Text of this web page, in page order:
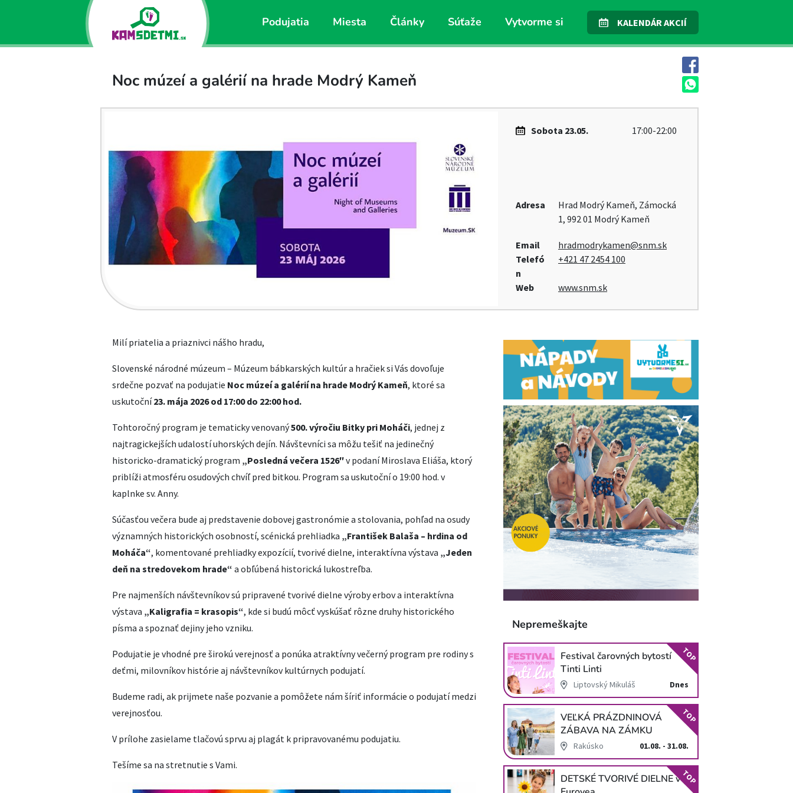
Podujatia Miesta Články Súťaže Vytvorme si KALENDÁR AKCIÍ
Noc múzeí a galérií na hrade Modrý Kameň
Sobota 23.05. 17:00-22:00
Adresa
Hrad Modrý Kameň, Zámocká
1, 992 01 Modrý Kameň
Email
hradmodrykamen@snm.sk
Telefó
n
+421 47 2454 100
Web www.snm.sk
Milí priatelia a priaznivci nášho hradu,
Slovenské národné múzeum – Múzeum bábkarských kultúr a hračiek si Vás dovoľuje
srdečne pozvať na podujatie Noc múzeí a galérií na hrade Modrý Kameň, ktoré sa
uskutoční23. mája 2026 od 17:00 do 22:00 hod.
Tohtoročný program je tematicky venovaný500. výročiu Bitky pri Moháči, jednej z
najtragickejších udalostí uhorských dejín. Návštevníci sa môžu tešiť na jedinečný
historicko-dramatický program „Posledná večera 1526″v podaní Miroslava Eliáša, ktorý
priblíži atmosféru osudových chvíľ pred bitkou. Program sa uskutoční o 19:00 hod. v
kaplnke sv. Anny.
Súčasťou večera bude aj predstavenie dobovej gastronómie a stolovania, pohľad na osudy
významných historických osobností, scénická prehliadka „František Balaša – hrdina od
Moháča“, komentované prehliadky expozícií, tvorivé dielne, interaktívna výstava „Jeden
deň na stredovekom hrade“ a obľúbená historická lukostreľba.
Pre najmenších návštevníkov sú pripravené tvorivé dielne výroby erbov a interaktívna
výstava „Kaligrafia = krasopis“, kde si budú môcť vyskúšať rôzne druhy historického
písma a spoznať dejiny jeho vzniku.
Podujatie je vhodné pre širokú verejnosť a ponúka atraktívny večerný program pre rodiny s
deťmi, milovníkov histórie aj návštevníkov kultúrnych podujatí.
Budeme radi, ak prijmete naše pozvanie a pomôžete nám šíriť informácie o podujatí medzi
verejnosťou.
V prílohe zasielame tlačovú sprvu aj plagát k pripravovanému podujatiu.
Tešíme sa na stretnutie s Vami.
Nepremeškajte
Festival čarovných bytostí
Tinti Linti
Liptovský Mikuláš Dnes
TOP
VEĽKÁ PRÁZDNINOVÁ
ZÁBAVA NA ZÁMKU
SCHLOSS HOF
Rakúsko 01.08. - 31.08.
TOP
DETSKÉ TVORIVÉ DIELNE vTOP